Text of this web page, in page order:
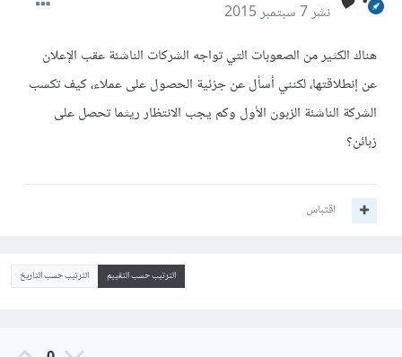
نشر7 سبتمبر 2015
هناك الكثير من الصعوبات التي تواجه الشركات الناشئة عقب الإعلان
عن إنطلاقتها، لكنني أسأل عن جزئية الحصول على عملاء، كيف تكسب
الشركة الناشئة الزبون الأول وكم يجب الانتظار ريثما تحصل على
زبائن؟
اقتباس
الترتيب حسب التقييم الترتيب حسب التاريخ